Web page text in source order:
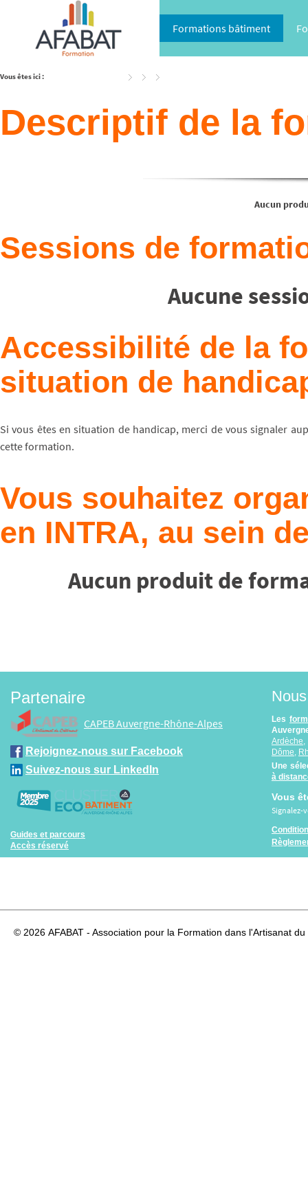
Formations bâtiment
Vous êtes ici :
Descriptif de la
Aucun
Sessions de
Aucune
Accessibilité de la
situation de
Si vous êtes en situation de handicap, merci de vous signaler
cette formation.
Vous souhaitez
en INTRA, au sein
Aucun produit de
Partenaire
CAPEB Auvergne-Rhône-Alpes
Rejoignez-nous sur Facebook
Suivez-nous sur LinkedIn
Guides et parcours
Accès réservé
Les
Ardèche
Dôme,
Une
à
Vous
Signalez-
© 2026 AFABAT - Association pour la Formation dans l'Artisanat du